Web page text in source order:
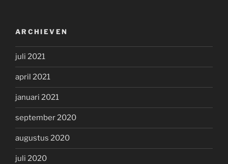
ARCHIEVEN
juli 2021
april 2021
januari 2021
september 2020
augustus 2020
juli 2020